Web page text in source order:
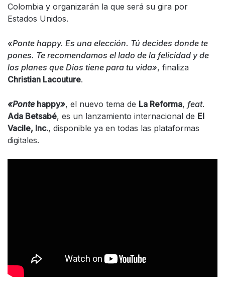
Colombia y organizarán la que será su gira por
Estados Unidos.
«Ponte happy. Es una elección. Tú decides donde te
pones. Te recomendamos el lado de la felicidad y de
los planes que Dios tiene para tu vida», finaliza
Christian Lacouture.
«Ponte happy», el nuevo tema de La Reforma, feat.
Ada Betsabé, es un lanzamiento internacional de El
Vacile, Inc., disponible ya en todas las plataformas
digitales.